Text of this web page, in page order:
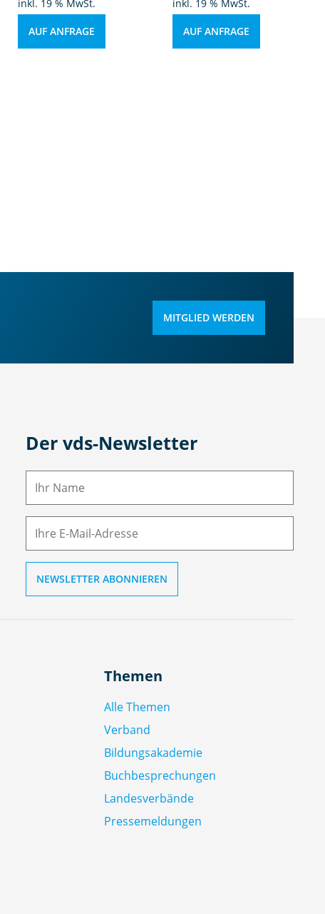
inkl. 19 % MwSt.
AUF ANFRAGE
inkl. 19 % MwSt.
AUF ANFRAGE
MITGLIED WERDEN
Der vds-Newsletter
N
M
Themen
Alle Themen
Verband
Bildungsakademie
Buchbesprechungen
Landesverbände
Pressemeldungen